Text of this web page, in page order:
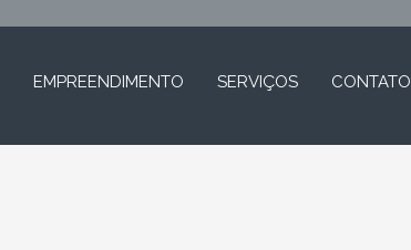
EMPREENDIMENTO SERVIÇOS CONTATO